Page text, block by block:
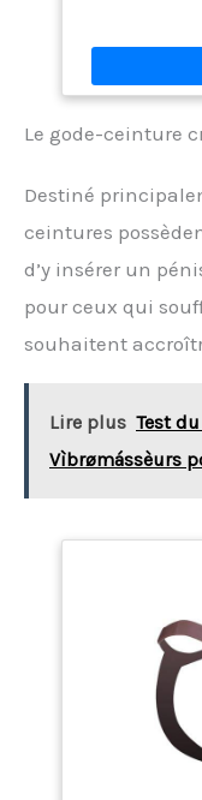
Le gode-ceinture
Destiné
ceintures
d’y insérer un
pour ceux qui
souhaitent
Lire plus Test
Vìbrømássèurs